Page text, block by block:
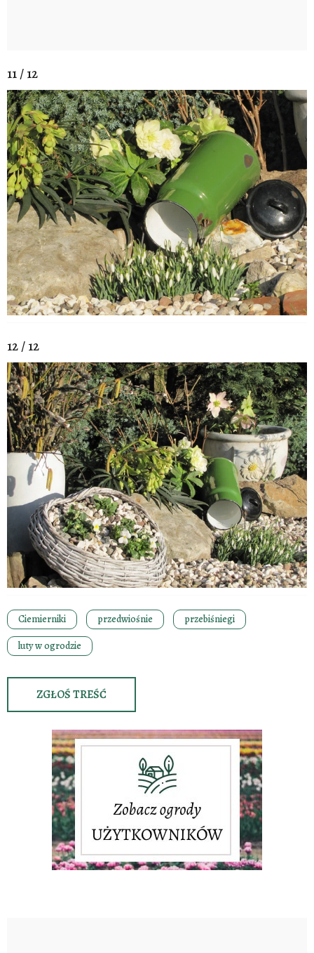
11 / 12
12 / 12
Ciemierniki przedwiośnie
przebiśniegi
luty w ogrodzie
ZGŁOŚ TREŚĆ